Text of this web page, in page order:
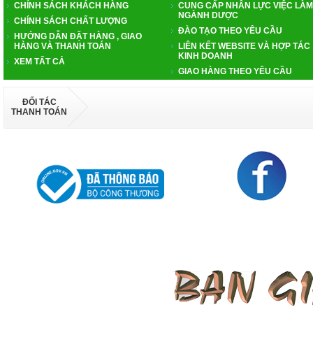
CHÍNH SÁCH KHÁCH HÀNG
CHÍNH SÁCH CHẤT LƯỢNG
HƯỚNG DẪN ĐẶT HÀNG , GIAO
HÀNG VÀ THANH TOÁN
XEM TẤT CẢ
CUNG CẤP NHÂN LỰC VIỆC LÀM
NGÀNH DƯỢC
ĐÀO TẠO THEO YÊU CẦU
LIÊN KẾT WEBSITE VÀ HỢP TÁC
KINH DOANH
GIAO HÀNG THEO YÊU CẦU
ĐỐI TÁC
THANH TOÁN